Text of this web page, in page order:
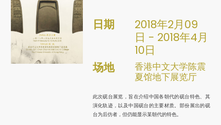
日期
2018年2月09
日 - 2018年4月
10日
场地
香港中文大学陈震
夏馆地下展览厅
此次砚台展览，旨在介绍中国各朝代的砚台特色、其
演化轨迹，以及中国砚台的主要材质。部份展出的砚
台为后仿者，但仍能显示某朝代的特色。